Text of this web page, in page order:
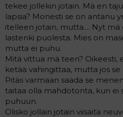
tekee jollekin jotain. Mä en
lapsia? Monesti se on antanu
itelleen jotain, mutta.... Nyt
lastenki puolesta. Mies on
mutta ei puhu.
Mitä vittua mä teen? Oikeesti,
ketää vahingittaa, mutta jos se
Pitäs varmaan saada se
taitaa olla mahdotonta, kun ei
puhuun.
Olisko jollain jotain viisaita